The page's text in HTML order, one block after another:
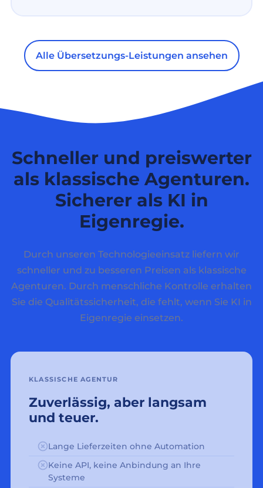
Alle Übersetzungs-Leistungen ansehen
Schneller und preiswerter
als klassische Agenturen.
Sicherer als KI in
Eigenregie.
Durch unseren Technologieeinsatz liefern wir
schneller und zu besseren Preisen als klassische
Agenturen. Durch menschliche Kontrolle erhalten
Sie die Qualitätssicherheit, die fehlt, wenn Sie KI in
Eigenregie einsetzen.
KLASSISCHE AGENTUR
Zuverlässig, aber langsam
und teuer.
Lange Lieferzeiten ohne Automation
Keine API, keine Anbindung an Ihre
Systeme